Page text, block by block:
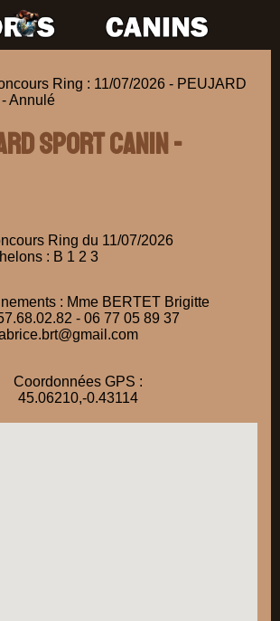
Ring : 11/07/2026 - PEUJARD
Annulé
SPORT CANIN -
Ring du 11/07/2026
: B 1 2 3
: Mme BERTET Brigitte
- 06 77 05 89 37
Coordonnées GPS :
45.06210,-0.43114